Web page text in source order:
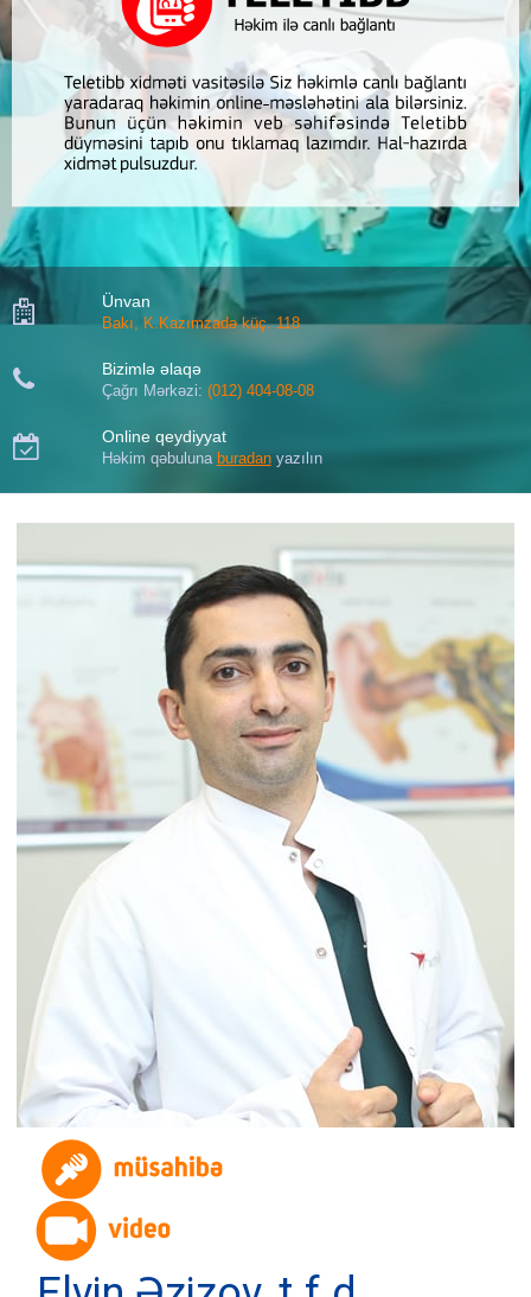
 Ünvan
Bakı, K.Kazımzadə küç. 118
 Bizimlə əlaqə
Çağrı Mərkəzi: (012) 404-08-08
 Online qeydiyyat
Həkim qəbuluna buradanyazılın